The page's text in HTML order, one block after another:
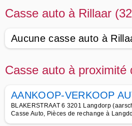
Casse auto à Rillaar
Aucune casse auto à
Casse auto à proximité
AANKOOP-VERKOOP
BLAKERSTRAAT 6 3201 Langdorp
Casse Auto, Pièces de rechange à